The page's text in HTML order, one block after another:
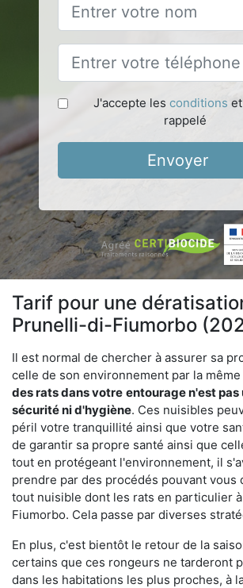
J'accepte les conditions
rappelé
Envoyer
Tarif pour une
Prunelli-di-Fiumorbo
Il est normal de chercher à assurer sa
celle de son environnement par la
des rats dans votre entourage n'est pas
sécurité ni d'hygiène. Ces nuisibles
péril votre tranquillité ainsi que votre
de garantir sa propre santé ainsi que
tout en protégeant l'environnement, il
prendre par des procédés pouvant vous
tout nuisible dont les rats en particulier
Fiumorbo. Cela passe par diverses
En plus, c'est bientôt le retour de la
certains que ces rongeurs ne tarderont
dans les habitations les plus proches, à